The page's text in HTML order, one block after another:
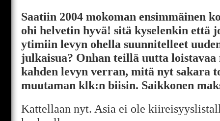
Saatiin 2004 mokoman ensimmäinen
ohi helvetin hyvä! sitä kyselenkin että
ytimiin levyn ohella suunnitelleet
julkaisua? Onhan teillä uutta
kahden levyn verran, mitä nyt sakara
muutaman klk:n biisin. Saikkonen
Kattellaan nyt. Asia ei ole